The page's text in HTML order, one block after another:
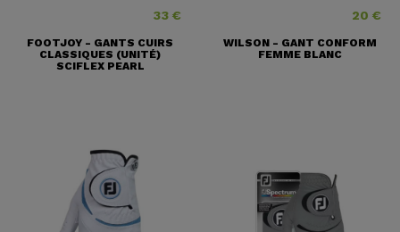
Prix
33 €
FOOTJOY - GANTS CUIRS
CLASSIQUES (UNITÉ)
SCIFLEX PEARL
Prix
20 €
WILSON - GANT CONFORM
FEMME BLANC